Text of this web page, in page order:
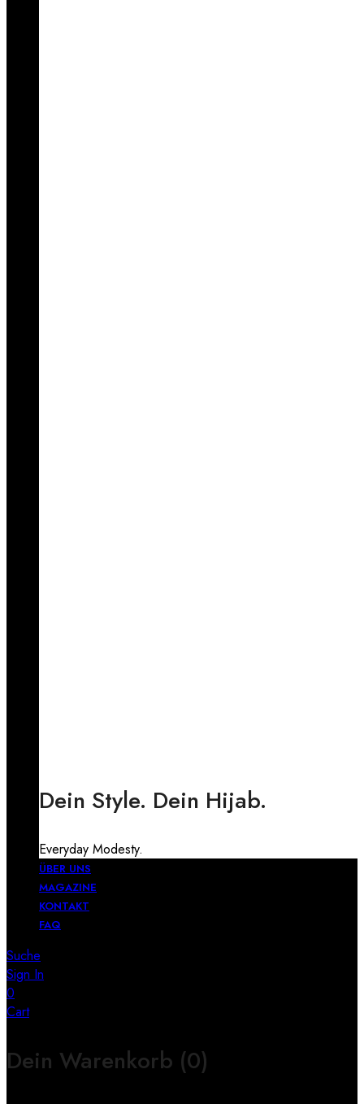
Dein Style. Dein Hijab.
Everyday Modesty.
ÜBER UNS
MAGAZINE
KONTAKT
FAQ
Suche
Sign In
0
Cart
Dein Warenkorb (0)